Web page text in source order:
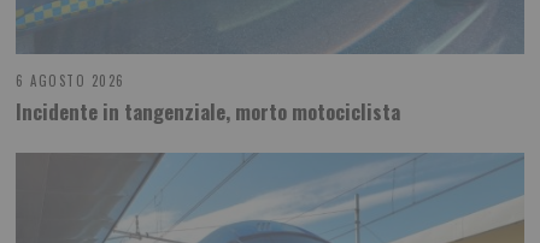
6 AGOSTO 2026
Incidente in tangenziale, morto motociclista